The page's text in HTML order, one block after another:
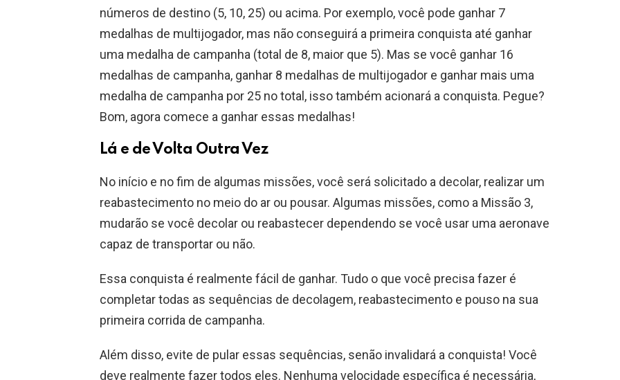
números de destino (5, 10, 25) ou acima. Por exemplo, você pode ganhar 7
medalhas de multijogador, mas não conseguirá a primeira conquista até ganhar
uma medalha de campanha (total de 8, maior que 5). Mas se você ganhar 16
medalhas de campanha, ganhar 8 medalhas de multijogador e ganhar mais uma
medalha de campanha por 25 no total, isso também acionará a conquista. Pegue?
Bom, agora comece a ganhar essas medalhas!
Lá e de Volta Outra Vez
No início e no fim de algumas missões, você será solicitado a decolar, realizar um
reabastecimento no meio do ar ou pousar. Algumas missões, como a Missão 3,
mudarão se você decolar ou reabastecer dependendo se você usar uma aeronave
capaz de transportar ou não.
Essa conquista é realmente fácil de ganhar. Tudo o que você precisa fazer é
completar todas as sequências de decolagem, reabastecimento e pouso na sua
primeira corrida de campanha.
Além disso, evite de pular essas sequências, senão invalidará a conquista! Você
deve realmente fazer todos eles. Nenhuma velocidade específica é necessária,